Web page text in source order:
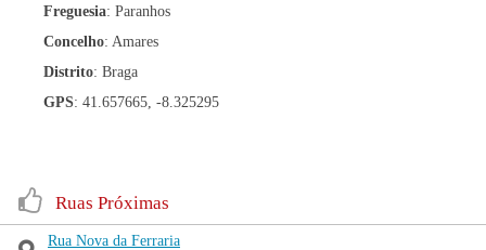
Freguesia: Paranhos
Concelho: Amares
Distrito: Braga
GPS: 41.657665, -8.325295
Ruas Próximas
Rua Nova da Ferraria